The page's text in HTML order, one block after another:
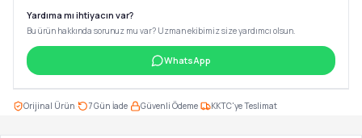
Yardıma mı ihtiyacın var?
Bu ürün hakkında sorunuz mu var? Uzman ekibimiz size yardımcı olsun.
WhatsApp
Orijinal Ürün 7 Gün İade Güvenli Ödeme KKTC'ye Teslimat